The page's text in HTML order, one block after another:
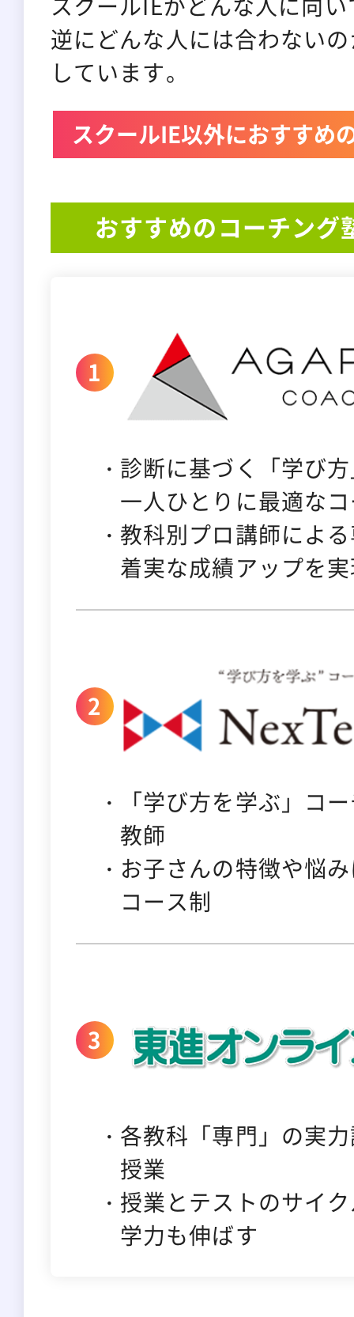
逆にどんな人には合わない
しています。
スクールIE以外におすすめ
おすすめのコーチング
診断に基づく「学び
一人ひとりに最適な
教科別プロ講師によ
着実な成績アップを
「学び方を学ぶ」コ
教師
お子さんの特徴や悩
コース制
各教科「専門」の実
授業
授業とテストのサイ
学力も伸ばす